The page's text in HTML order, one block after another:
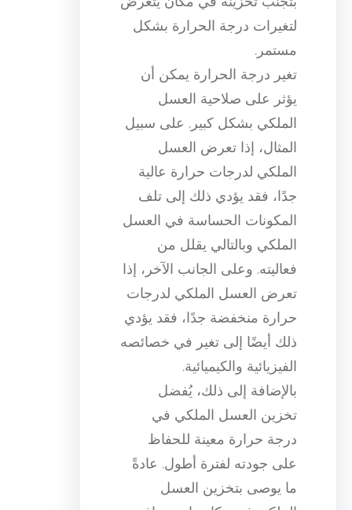
لتغيرات درجة الحرارة بشكل
مستمر.
تغير درجة الحرارة يمكن أن
يؤثر على صلاحية العسل
الملكي بشكل كبير. على سبيل
المثال، إذا تعرض العسل
الملكي لدرجات حرارة عالية
جدًا، فقد يؤدي ذلك إلى تلف
المكونات الحساسة في العسل
الملكي وبالتالي يقلل من
فعاليته. وعلى الجانب الآخر، إذا
تعرض العسل الملكي لدرجات
حرارة منخفضة جدًا، فقد يؤدي
ذلك أيضًا إلى تغير في خصائصه
الفيزيائية والكيميائية.
بالإضافة إلى ذلك، يُفضل
تخزين العسل الملكي في
درجة حرارة معينة للحفاظ
على جودته لفترة أطول. عادةً
ما يوصى بتخزين العسل